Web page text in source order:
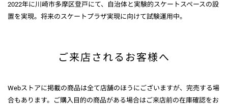
2022年に川崎市多摩区登戸にて、自治体と実験的スケートスペースの設
置を実現。将来のスケートプラザ実現に向けて試験運用中。
ご来店されるお客様へ
Webストアに掲載の商品は全て店舗のほうにございますが、完売する場
合もあります。ご購入目的の商品がある場合はご来店前の在庫確認をお